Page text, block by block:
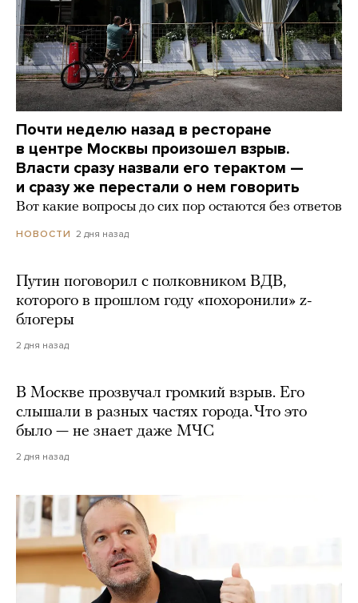
Почти неделю назад в ресторане
в центре Москвы произошел взрыв.
Власти сразу назвали его терактом —
и сразу же перестали о нем говорить
Вот какие вопросы до сих пор остаются без ответов
НОВОСТИ 2 дня назад
Путин поговорил с полковником ВДВ,
которого в прошлом году «похоронили» z-
блогеры
2 дня назад
В Москве прозвучал громкий взрыв. Его
слышали в разных частях города. Что это
было — не знает даже МЧС
2 дня назад